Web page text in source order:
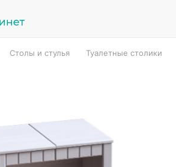
Столы и стулья Туалетные столики